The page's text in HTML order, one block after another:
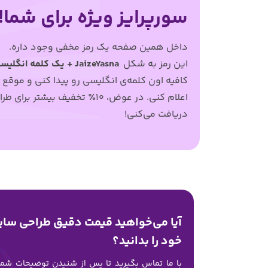
هاست رایگان (یک‌سال)
دامنه ir رایگان (یک‌سال)
پشتیبانی ۱۲ ماهه
ایجاد و ثبت محتوای صفحات
اصلی
امکان ایجاد صفحات نامحدود
بخش بلاگ و مقالات
کامنت در وبلاگ سایت
صفحه تیم ما
ثبت محصول
امکان دسته‌بندی محصول
امتیاز به محصولات
سورپرایز ویژه برای شما!
داخل همین صفحه یک رمز مخفی وجود داره.
این رمز به شکل JaizeYasna+ یک کلمه
کافیه اون کلمه‌ی انگلیسی رو پیدا کنی و موقع
اعلام کنی. در عوض، ۱۰٪ تخفیف بیشتر برای
دریافت می‌کنی!
آیا می‌خواهید قیمت دقیق طراحی
خود را بدانید؟
با ما تماس بگیرید تا پس از شنیدن توضیحات